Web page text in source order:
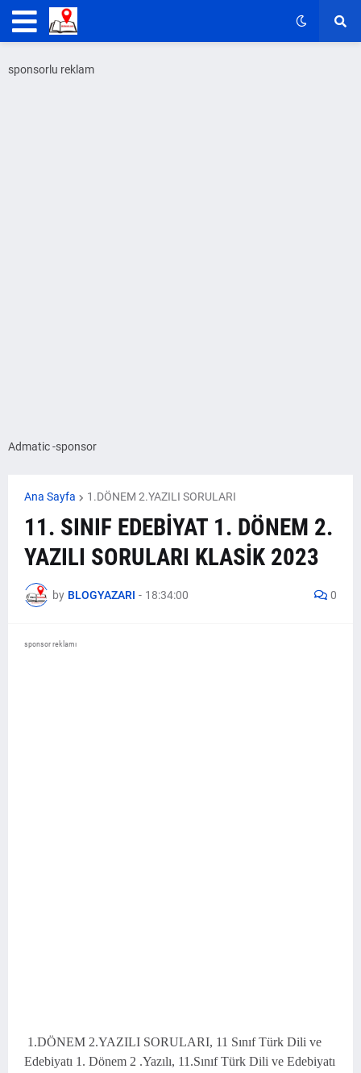
sponsorlu reklam
Admatic -sponsor
Ana Sayfa 1.DÖNEM 2.YAZILI SORULARI
11. SINIF EDEBİYAT 1. DÖNEM 2.
YAZILI SORULARI KLASİK 2023
by BLOGYAZARI - 18:34:00 0
sponsor reklamı
1.DÖNEM 2.YAZILI SORULARI, 11 Sınıf Türk Dili ve
Edebiyatı 1. Dönem 2 .Yazılı, 11.Sınıf Türk Dili ve Edebiyatı